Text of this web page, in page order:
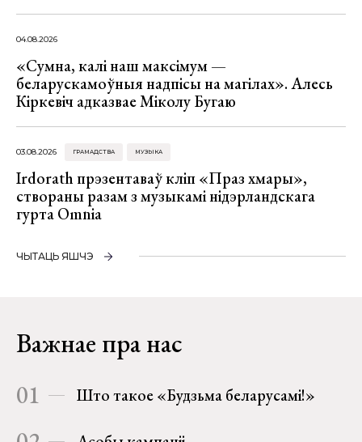
04.08.2026
«Сумна, калі наш максімум —
беларускамоўныя надпісы на магілах». Алесь
Кіркевіч адказвае Міколу Бугаю
03.08.2026 ГРАМАДСТВА МУЗЫКА
Irdorath прэзентаваў кліп «Праз хмары»,
створаны разам з музыкамі нідэрландскага
гурта Omnia
ЧЫТАЦЬ ЯШЧЭ
Важнае пра нас
01 Што такое «Будзьма беларусамі!»